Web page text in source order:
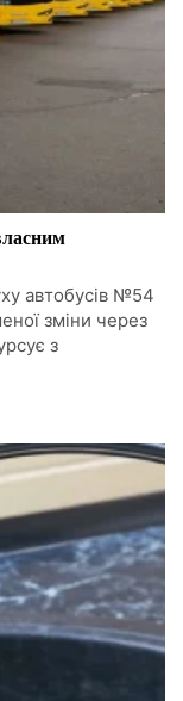
автобусів №54
зміни через
з